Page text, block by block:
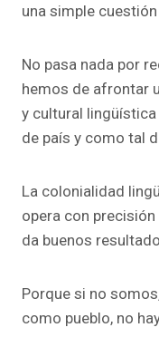
una simple
No pasa nada por
hemos de afrontar
y cultural
de país y como tal
La colonialidad
opera con
da buenos
Porque si no
como pueblo, no